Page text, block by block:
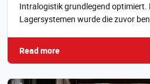
Intralogistik grundlegend optimiert.
Lagersystemen wurde die zuvor
Read more